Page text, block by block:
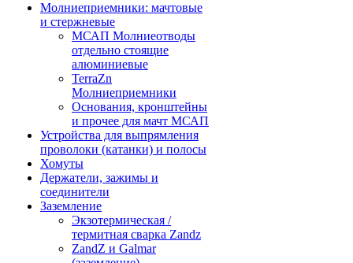
Молниеприемники: мачтовые
и стержневые
МСАП Молниеотводы
отдельно стоящие
алюминиевые
TerraZn
Молниеприемники
Основания, кронштейны
и прочее для мачт МСАП
Устройства для выпрямления
проволоки (катанки) и полосы
Хомуты
Держатели, зажимы и
соединители
Заземление
Экзотермическая /
термитная сварка Zandz
ZandZ и Galmar